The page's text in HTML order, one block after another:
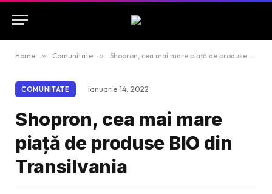
Home » Comunitate » Shopron, cea mai mare piață de produse BIO din Transilvania
COMUNITATE ianuarie 14, 2022
Shopron, cea mai mare
piață de produse BIO din
Transilvania